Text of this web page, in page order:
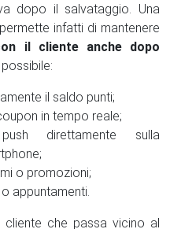
dopo il salvataggio. Una
infatti di mantenere
il cliente anche dopo
il saldo punti;
in tempo reale;
direttamente sulla
o promozioni;
appuntamenti.
cliente che passa vicino al